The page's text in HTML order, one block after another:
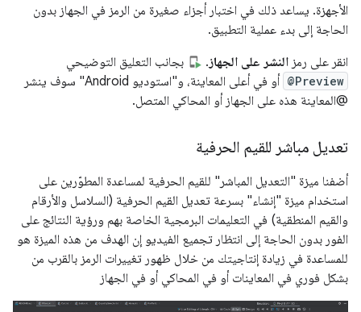
الأجهزة. يساعد ذلك في اختبار أجزاء صغيرة من الرمز في الجهاز بدون
الحاجة إلى بدء عملية التطبيق.
انقر على رمز النشر على الجهاز. بجانب التعليق التوضيحي
@Preview
أو في أعلى المعاينة، و"استوديو Android" سوف ينشر
@المعاينة هذه على الجهاز أو المحاكي المتصل.
تعديل مباشر للقيم الحرفية
أضفنا ميزة "التعديل المباشر" للقيم الحرفية لمساعدة المطوّرين على
استخدام ميزة "إنشاء" بسرعة تعديل القيم الحرفية (السلاسل والأرقام
والقيم المنطقية) في التعليمات البرمجية الخاصة بهم ورؤية النتائج على
الفور بدون الحاجة إلى انتظار تجميع الفيديو إن الهدف من هذه الميزة هو
للمساعدة في زيادة إنتاجيتك من خلال ظهور تغييرات الرمز بالقرب من
بشكل فوري في المعاينات أو في المحاكي أو في الجهاز